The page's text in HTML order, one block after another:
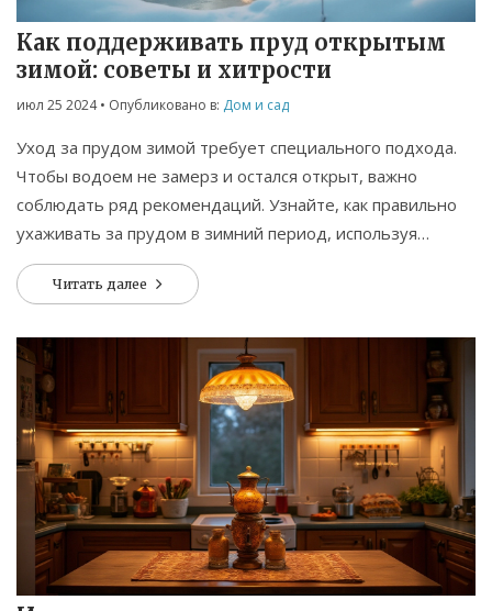
Как поддерживать пруд открытым
зимой: советы и хитрости
июл 25 2024• Опубликовано в: Дом и сад
Уход за прудом зимой требует специального подхода.
Чтобы водоем не замерз и остался открыт, важно
соблюдать ряд рекомендаций. Узнайте, как правильно
ухаживать за прудом в зимний период, используя
советы и хитрости от опытных садоводов.
Читать далее